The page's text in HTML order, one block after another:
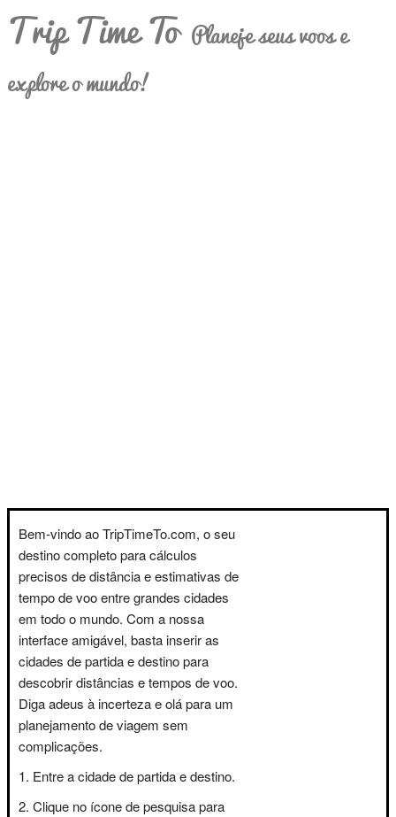
Trip Time To Planeje seus voos e
explore o mundo!
Bem-vindo ao TripTimeTo.com, o seu
destino completo para cálculos
precisos de distância e estimativas de
tempo de voo entre grandes cidades
em todo o mundo. Com a nossa
interface amigável, basta inserir as
cidades de partida e destino para
descobrir distâncias e tempos de voo.
Diga adeus à incerteza e olá para um
planejamento de viagem sem
complicações.
Entre a cidade de partida e destino.
Clique no ícone de pesquisa para